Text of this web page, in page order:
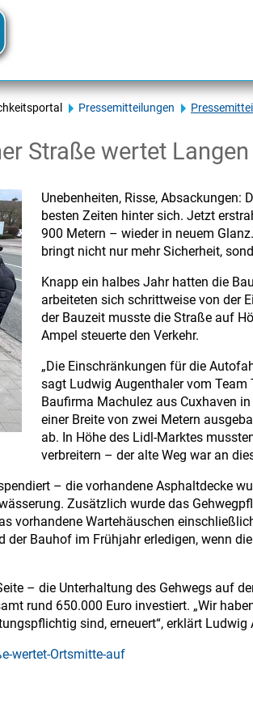
Pressemitteilungen
Straße wertet
Unebenheiten, Risse, Absackungen:
besten Zeiten hinter sich. Jetzt
900 Metern – wieder in neuem
bringt nicht nur mehr Sicherheit,
Knapp ein halbes Jahr hatten die
arbeiteten sich schrittweise von der
der Bauzeit musste die Straße auf
Ampel steuerte den Verkehr.
„Die Einschränkungen für die
sagt Ludwig Augenthaler vom Team
Baufirma Machulez aus Cuxhaven
einer Breite von zwei Metern
ab. In Höhe des Lidl-Marktes
verbreitern – der alte Weg war an
– die vorhandene Asphaltdecke
Zusätzlich wurde das
vorhandene Wartehäuschen
Bauhof im Frühjahr erledigen, wenn
– die Unterhaltung des Gehwegs auf
rund 650.000 Euro investiert. „Wir
sind, erneuert“, erklärt Ludwig
wertet-Ortsmitte-auf